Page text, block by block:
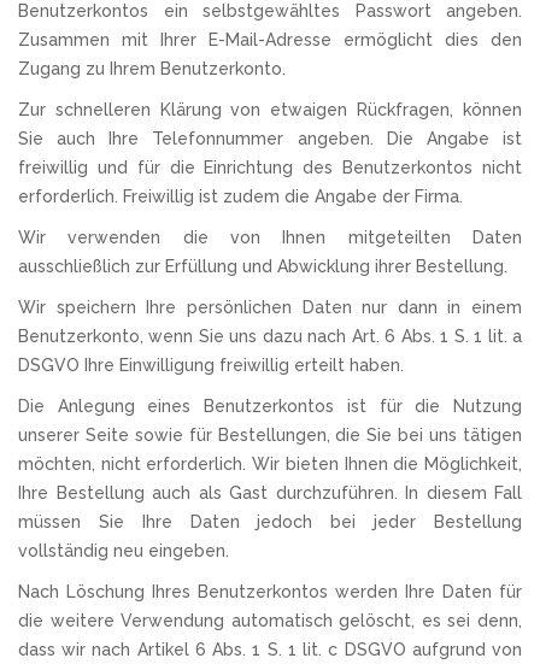
Benutzerkontos ein selbstgewähltes Passwort angeben.
Zusammen mit Ihrer E-Mail-Adresse ermöglicht dies den
Zugang zu Ihrem Benutzerkonto.
Zur schnelleren Klärung von etwaigen Rückfragen, können
Sie auch Ihre Telefonnummer angeben. Die Angabe ist
freiwillig und für die Einrichtung des Benutzerkontos nicht
erforderlich. Freiwillig ist zudem die Angabe der Firma.
Wir verwenden die von Ihnen mitgeteilten Daten
ausschließlich zur Erfüllung und Abwicklung ihrer Bestellung.
Wir speichern Ihre persönlichen Daten nur dann in einem
Benutzerkonto, wenn Sie uns dazu nach Art. 6 Abs. 1 S. 1 lit. a
DSGVO Ihre Einwilligung freiwillig erteilt haben.
Die Anlegung eines Benutzerkontos ist für die Nutzung
unserer Seite sowie für Bestellungen, die Sie bei uns tätigen
möchten, nicht erforderlich. Wir bieten Ihnen die Möglichkeit,
Ihre Bestellung auch als Gast durchzuführen. In diesem Fall
müssen Sie Ihre Daten jedoch bei jeder Bestellung
vollständig neu eingeben.
Nach Löschung Ihres Benutzerkontos werden Ihre Daten für
die weitere Verwendung automatisch gelöscht, es sei denn,
dass wir nach Artikel 6 Abs. 1 S. 1 lit. c DSGVO aufgrund von